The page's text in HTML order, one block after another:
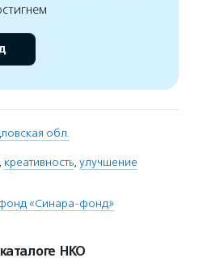
обл.
, креативность, улучшение
«Синара-фонд»
НКО